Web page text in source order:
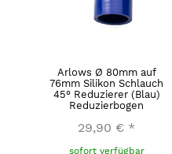
Arlows Ø 80mm auf
76mm Silikon Schlauch
45° Reduzierer (Blau)
Reduzierbogen
29,90 € *
sofort verfügbar